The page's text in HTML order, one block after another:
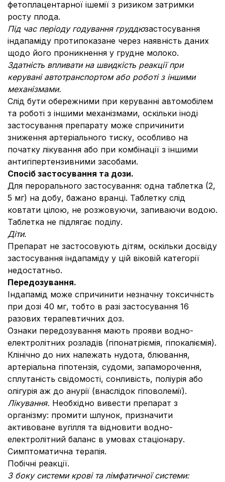
фетоплацентарної ішемії з ризиком затримки
росту плода.
Під час періоду годування груддюзастосування
індапаміду протипоказане через наявність даних
щодо його проникнення у грудне молоко.
Здатність впливати на швидкість реакції при
керувані автотранспортом або роботі з іншими
механізмами.
Слід бути обережними при керуванні автомобілем
та роботі з іншими механізмами, оскільки іноді
застосування препарату може спричинити
зниження артеріального тиску, особливо на
початку лікування або при комбінації з іншими
антигіпертензивними засобами.
Спосіб застосування та дози.
Для перорального застосування: одна таблетка (2,
5 мг) на добу, бажано вранці. Таблетку слід
ковтати цілою, не розжовуючи, запиваючи водою.
Таблетка не підлягає поділу.
Діти.
Препарат не застосовують дітям, оскільки досвіду
застосування індапаміду у цій віковій категорії
недостатньо.
Передозування.
Індапамід може спричинити незначну токсичність
при дозі 40 мг, тобто в разі застосування 16
разових терапевтичних доз.
Ознаки передозування мають прояви водно-
електролiтних розладiв (гiпонатрiємiя, гiпокалiємiя).
Клiнiчно до них належать нудота, блювання,
артеріальна гiпотензiя, судоми, запаморочення,
сплутаність свідомості, сонливiсть, полiурiя або
олiгурiя аж до анурiї (внаслiдок гiповолемiї).
Лікування. Необхідно вивести препарат з
організму: промити шлунок, призначити
активоване вугілля та відновити водно-
електролітний баланс в умовах стаціонару.
Симптоматична терапія.
Побічні реакції.
З боку системи крові та лімфатичної системи: